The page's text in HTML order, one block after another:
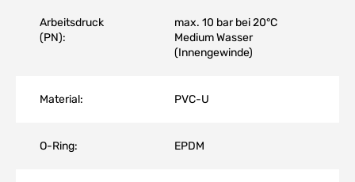
Arbeitsdruck
(PN):
max. 10 bar bei 20°C
Medium Wasser
(Innengewinde)
Material: PVC-U
O-Ring: EPDM